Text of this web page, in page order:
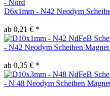
D6x1mm - N42 Neodym
ab 0,21 € *
- N42 Neodym Scheiben
ab 0,35 € *
- N 48 Neodym Scheiben